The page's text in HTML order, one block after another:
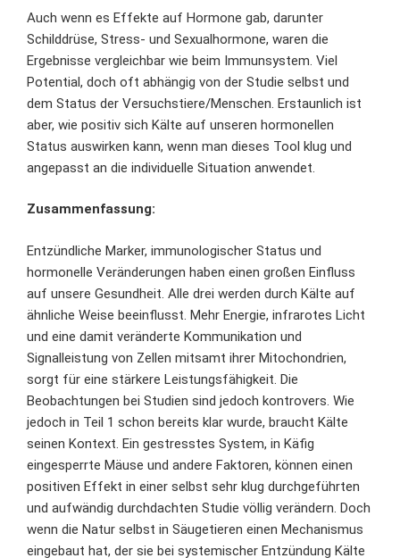
Auch wenn es Effekte auf Hormone gab, darunter
Schilddrüse, Stress- und Sexualhormone, waren die
Ergebnisse vergleichbar wie beim Immunsystem. Viel
Potential, doch oft abhängig von der Studie selbst und
dem Status der Versuchstiere/Menschen. Erstaunlich ist
aber, wie positiv sich Kälte auf unseren hormonellen
Status auswirken kann, wenn man dieses Tool klug und
angepasst an die individuelle Situation anwendet.
Zusammenfassung:
Entzündliche Marker, immunologischer Status und
hormonelle Veränderungen haben einen großen Einfluss
auf unsere Gesundheit. Alle drei werden durch Kälte auf
ähnliche Weise beeinflusst. Mehr Energie, infrarotes Licht
und eine damit veränderte Kommunikation und
Signalleistung von Zellen mitsamt ihrer Mitochondrien,
sorgt für eine stärkere Leistungsfähigkeit. Die
Beobachtungen bei Studien sind jedoch kontrovers. Wie
jedoch in Teil 1 schon bereits klar wurde, braucht Kälte
seinen Kontext. Ein gestresstes System, in Käfig
eingesperrte Mäuse und andere Faktoren, können einen
positiven Effekt in einer selbst sehr klug durchgeführten
und aufwändig durchdachten Studie völlig verändern. Doch
wenn die Natur selbst in Säugetieren einen Mechanismus
eingebaut hat, der sie bei systemischer Entzündung Kälte